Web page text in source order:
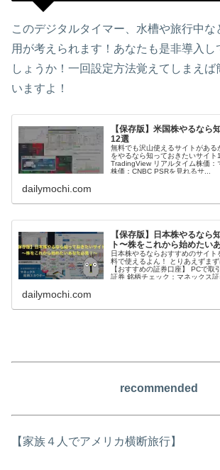
このデジタルタイマー、水槽や旅行中な
用が考えられます！あなたも是非導入
しょうか！一回設定方法覚えてしまえば
いますよ！
【保存版】米国株やるなら
12選
無料でも沢山使えるサイトがあ
をやるなら知っておきたいサイト
TradingView リアルタイム株価：
株価：CNBC PSRを見れるサ...
dailymochi.com
【保存版】日本株やるなら
ト〜株をこれから始めたい
日本株やるならおすすめのサイ
料で使えるよん！ とりあえずま
【おすすめの証券口座】 PCで取
証券 銘柄チェック：マネックス証
dailymochi.com
recommended
【家族４人でアメリカ横断旅行】